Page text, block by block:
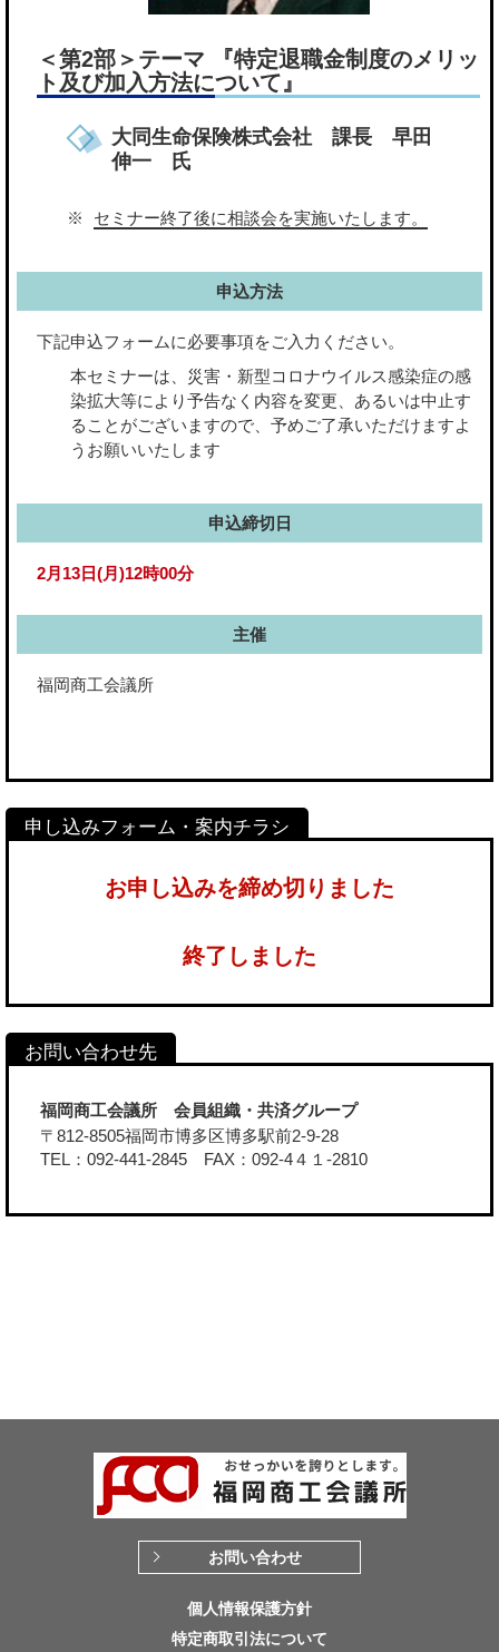
＜第2部＞テーマ 『特定退職金制度のメリッ
ト及び加入方法について』
大同生命保険株式会社 課長 早田
伸一 氏
セミナー終了後に相談会を実施いたします。
申込方法
下記申込フォームに必要事項をご入力ください。
本セミナーは、災害・新型コロナウイルス感染症の感
染拡大等により予告なく内容を変更、あるいは中止す
ることがございますので、予めご了承いただけますよ
うお願いいたします
申込締切日
2月13日(月)12時00分
主催
福岡商工会議所
お申し込みを締め切りました
終了しました
福岡商工会議所 会員組織・共済グループ
〒812-8505福岡市博多区博多駅前2-9-28
TEL：092-441-2845 FAX：092-4４１-2810
お問い合わせ
個人情報保護方針
特定商取引法について